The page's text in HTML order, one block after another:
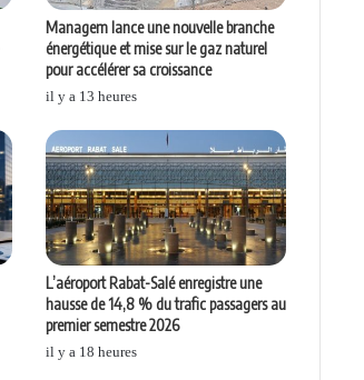
Managem lance une nouvelle branche
énergétique et mise sur le gaz naturel
pour accélérer sa croissance
il y a 13 heures
L’aéroport Rabat-Salé enregistre une
hausse de 14,8 % du trafic passagers au
premier semestre 2026
il y a 18 heures